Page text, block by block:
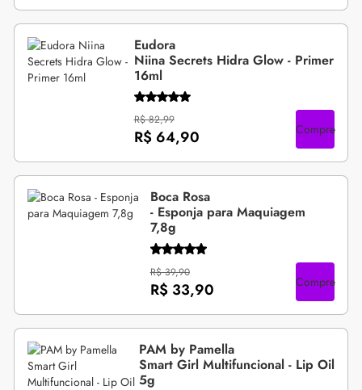
Eudora
Niina Secrets Hidra Glow - Primer
16ml
R$ 82,99
R$ 64,90 Compre
Boca Rosa
- Esponja para Maquiagem
7,8g
R$ 39,90
R$ 33,90 Compre
PAM by Pamella
Smart Girl Multifuncional - Lip Oil
5g